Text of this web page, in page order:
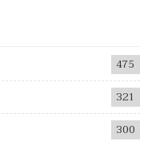
475
321
300